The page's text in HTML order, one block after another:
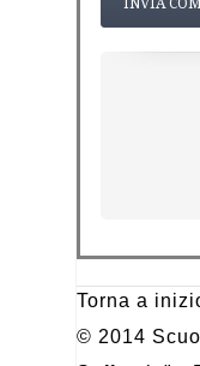
Torna a
© 2014